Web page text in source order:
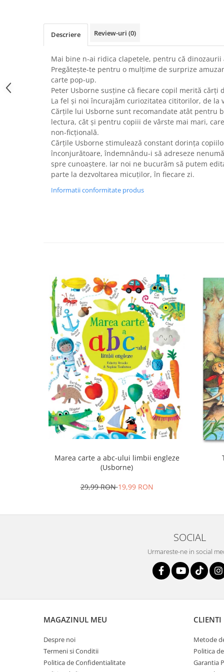
Descriere Review-uri (0)
Mai bine n-ai ridica clapetele, pentru că dinozaurii
Pregătește-te pentru o mulțime de surprize
carte pop-up.
Peter Usborne susține că fiecare copil merită cărți
La fel și noi încurajăm curiozitatea cititorilor, de la
Cărțile lui Usborne sunt recomandate atât pentru
lectura, cât și pentru copiii de vârste mai mari,
non-ficțională.
Cărțile Usborne stimulează constant dorința
înconjurătoare, îndemnându-i să adreseze
spre cunoaștere. Iar noi ne bucurăm să putem
parte la dezvoltarea micuților, în fiecare zi.
Informatii conformitate produs
Marea carte a abc-ului limbii engleze
(Usborne)
29,99 RON19,99 RON
SOCIAL
Urmareste-ne in social
MAGAZINUL MEU
Despre noi
Termeni si Conditii
Politica de Confidentialitate
CLIENTI
Metode
Politica
Garantia